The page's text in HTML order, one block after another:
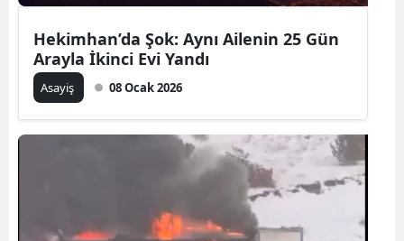
Hekimhan’da Şok: Aynı Ailenin 25 Gün
Arayla İkinci Evi Yandı
Asayiş 08 Ocak 2026